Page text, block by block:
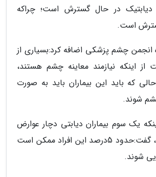
در حال گسترش است؛ چراکه
است.
چشم پزشکی اضافه کرد:بسیاری از
از اینکه نیازمند معاینه چشم هستند،
که باید این بیماران باید به صورت
شوند.
یک سوم بیماران دیابتی دچار عوارض
چشمی می شوند، گفت:حدود 5درصد این افراد ممکن است
شوند.